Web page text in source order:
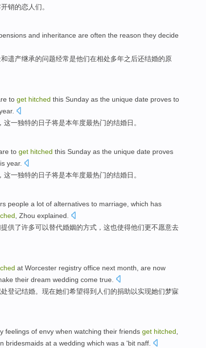
销的恋人们。
and inheritance are often the reason they decide
和遗产继承的问题经常是他们在相处多年之后还结婚的原
to get hitched this Sunday as the unique date proves to
.
， 这一独特的日子将是本年度最热门的结婚日 。
to get hitched this Sunday as the unique date proves
year.
， 这一独特的日子将是本年度最热门的结婚日 。
people a lot of alternatives to marriage which has
Zhou explained
提供了许多可以替代婚姻的方式， 这也使得他们更不愿意去
at Worcester registry office next month are now
their dream wedding come true.
登记结婚。 现在她们希望得到 人们的捐助以实现她们梦寐
feelings of envy when watching their friends get hitched,
bridesmaids at a wedding which was a 'bit naff.